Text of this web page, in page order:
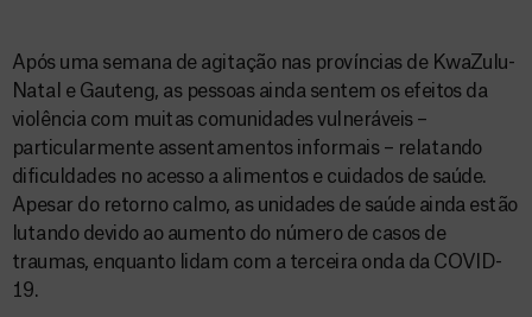
Após uma semana de agitação nas províncias de KwaZulu-
Natal e Gauteng, as pessoas ainda sentem os efeitos da
violência com muitas comunidades vulneráveis –
particularmente assentamentos informais – relatando
dificuldades no acesso a alimentos e cuidados de saúde.
Apesar do retorno calmo, as unidades de saúde ainda estão
lutando devido ao aumento do número de casos de
traumas, enquanto lidam com a terceira onda da COVID-
19.